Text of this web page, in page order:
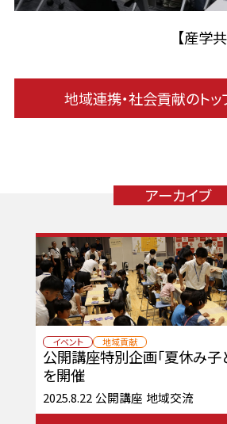
【産学
地域連携・社会貢献のト
アーカイブ
イベント 地域貢献
公開講座特別企画「夏休み子
を開催
2025.8.22 公開講座 地域交流